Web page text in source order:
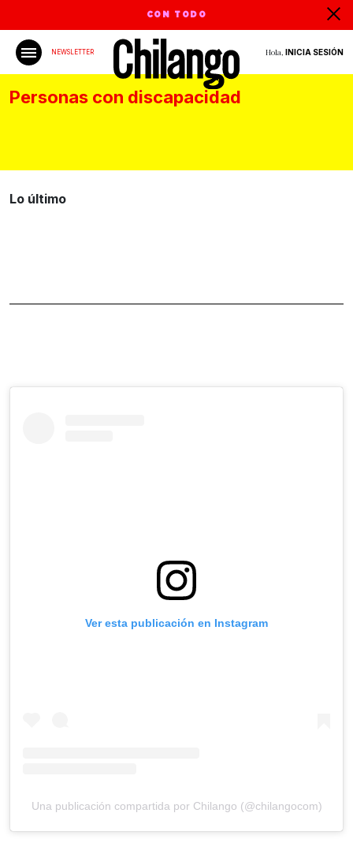
CON TODO
NEWSLETTER Hola, INICIA SESIÓN
Personas con discapacidad
Lo último
Ver esta publicación en Instagram
Una publicación compartida por Chilango (@chilangocom)